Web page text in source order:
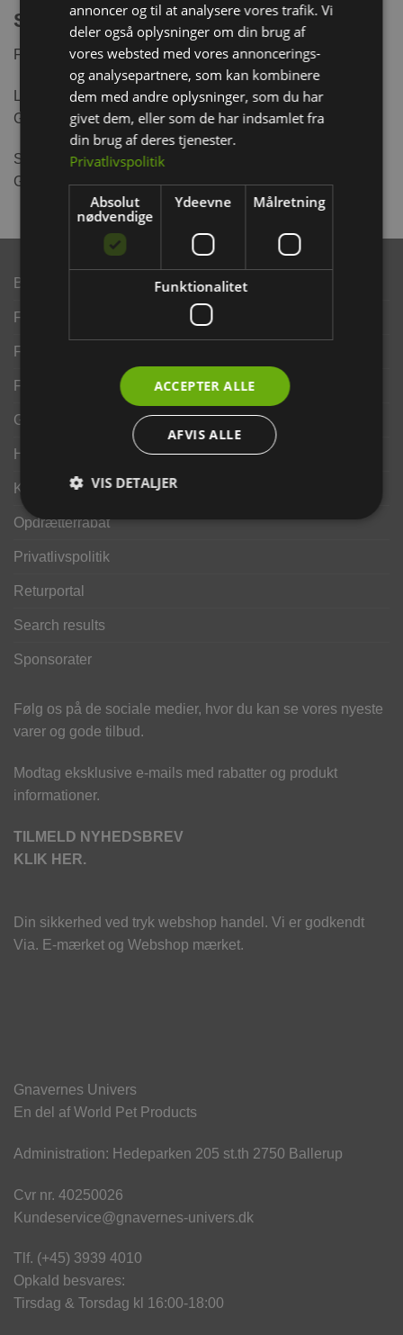
Specifikationer
Fås i flere størrelser/farver:
Lille: 23 x 17 x 16 cm. – Mus / Dværghamster /
Guldhamster
Stor: 29 x 23 x 22 cm. – Mus / Dværghamster /
Guldhamster / Marsvin / Rotter
Brand
Finansering ANYDAY
Finansering Viabill
Fortrydelse og reklamationsret
Gavekort
Handelsbetingelser
Kontakt os
Opdrætterrabat
Privatlivspolitik
Returportal
Search results
Sponsorater
Følg os på de sociale medier, hvor du kan se vores nyeste
varer og gode tilbud.
Modtag eksklusive e-mails med rabatter og produkt
informationer.
TILMELD NYHEDSBREV
KLIK HER.
Din sikkerhed ved tryk webshop handel. Vi er godkendt
Via. E-mærket og Webshop mærket.
Gnavernes Univers
En del af World Pet Products
Administration: Hedeparken 205 st.th 2750 Ballerup
Cvr nr. 40250026
Kundeservice@gnavernes-univers.dk
Tlf. (+45) 3939 4010
Opkald besvares:
Tirsdag & Torsdag kl 16:00-18:00
annoncer og til at analysere vores trafik. Vi
deler også oplysninger om din brug af
vores websted med vores annoncerings-
og analysepartnere, som kan kombinere
dem med andre oplysninger, som du har
givet dem, eller som de har indsamlet fra
din brug af deres tjenester.
Privatlivspolitik
Absolut
nødvendige
Ydeevne Målretning
Funktionalitet
ACCEPTER ALLE
AFVIS ALLE
VIS DETALJER